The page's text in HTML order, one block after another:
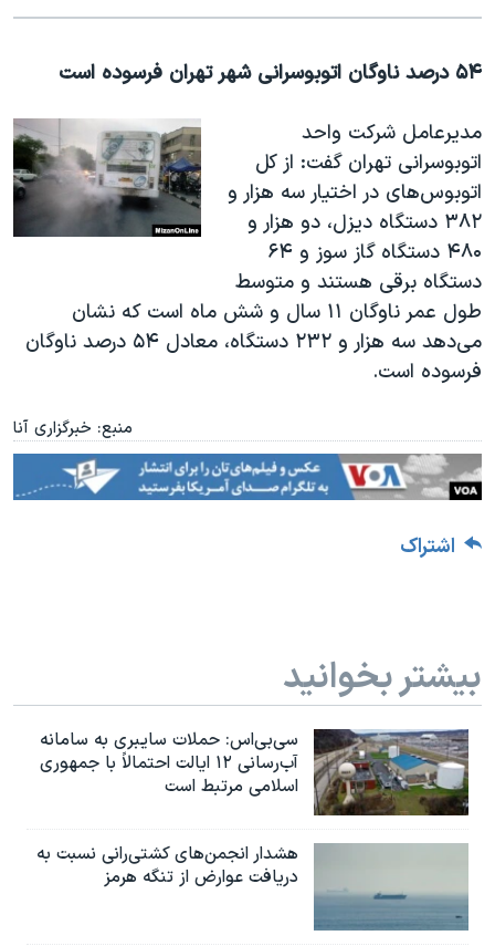
۵۴ درصد ناوگان اتوبوسرانی شهر تهران فرسوده است
مدیرعامل شرکت واحد
اتوبوسرانی تهران گفت: از کل
اتوبوس‌های در اختیار سه هزار و
۳۸۲ دستگاه دیزل، دو هزار و
۴۸۰ دستگاه گاز سوز و ۶۴
دستگاه برقی هستند و متوسط
طول عمر ناوگان ۱۱ سال و شش ماه است که نشان
می‌دهد سه هزار و ۲۳۲ دستگاه، معادل ۵۴ درصد ناوگان
فرسوده است.
منبع: خبرگزاری آنا
اشتراک
بیشتر بخوانید
سی‌بی‌اس: حملات سایبری به سامانه
آب‌رسانی ۱۲ ایالت احتمالاً با جمهوری
اسلامی مرتبط است
هشدار انجمن‌های کشتی‌رانی نسبت به
دریافت عوارض از تنگه هرمز